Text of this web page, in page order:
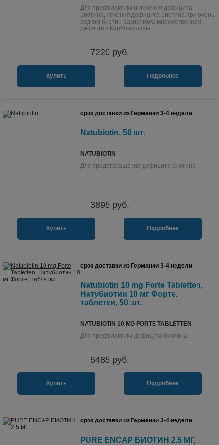
Для профилактики и лечения дефицита
биотина, лечения дефицита биотина при очень
редком биотин-зависимом, множественном
дефиците Карбоксилазы.
7220руб.
Купить Подробнее
срок доставки из Германии 3-4 недели
Natubiotin, 50 шт.
NATUBIOTIN
Для предотвращения дефицита биотина
3895 руб.
Купить Подробнее
срок доставки из Германии 3-4 недели
Natubiotin 10 mg Forte Tabletten,
Натубиотин 10 мг Форте,
таблетки, 50 шт.
NATUBIOTIN 10 MG FORTE TABLETTEN
Для профилактики дефицита биотина.
5485 руб.
Купить Подробнее
срок доставки из Германии 3-4 недели
PURE ENCAP БИОТИН 2.5 МГ,